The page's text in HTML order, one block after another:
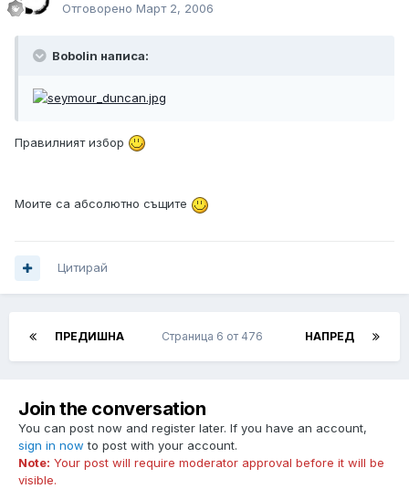
Отговорено Март 2, 2006
Bobolin написа:
Правилният избор
Моите са абсолютно същите
Цитирай
ПРЕДИШНА НАПРЕД
Страница 6 от 476
Join the conversation
You can post now and register later. If you have an account,
sign in now to post with your account.
Note: Your post will require moderator approval before it will be
visible.